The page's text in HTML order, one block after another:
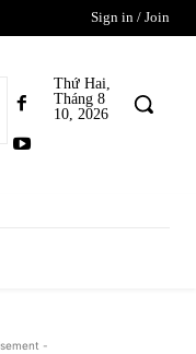
Sign in / Join
Thứ Hai,
Tháng 8
10, 2026
-